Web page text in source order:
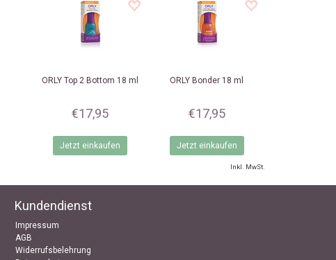
ORLYTop 2 Bottom 18 ml
€17,95
Jetzt einkaufen
ORLY Bonder 18 ml
€17,95
Jetzt einkaufen
Inkl. MwSt.
Kundendienst
Impressum
AGB
Widerrufsbelehrung